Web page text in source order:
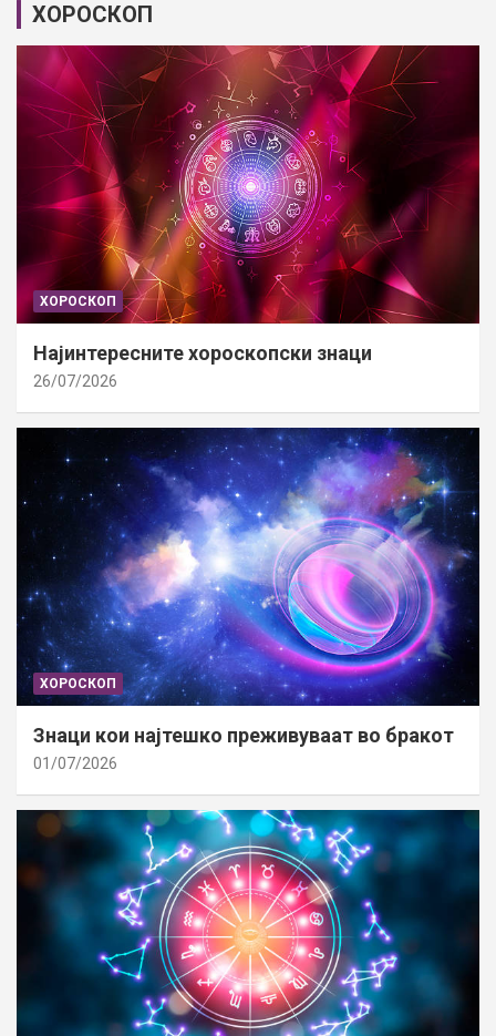
ХОРОСКОП
ХОРОСКОП
Најинтересните хороскопски знаци
26/07/2026
ХОРОСКОП
Знаци кои најтешко преживуваат во бракот
01/07/2026